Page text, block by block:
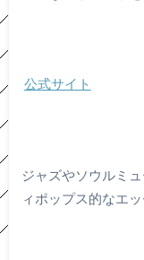
公式サイト
ジャズやソウルミ
ィポップス的なエ